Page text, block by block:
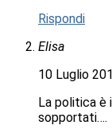
Rispondi
Elisa
10 Luglio
La politica è
sopportati….